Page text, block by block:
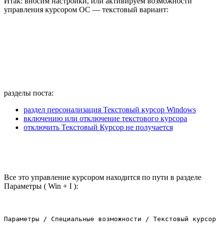
управления курсором ОС — текстовый вариант:
разделы поста:
раздел персонализация Текстовый курсор Windows
включению или отключение текстового курсора
отключить Текстовый Курсор не получается
Все это управление курсором находится по пути в разделе
Параметры ( Win + I ):
Параметры / Специальные возможности / Текстовый курсор